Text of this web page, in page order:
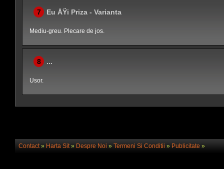
7 Eu ÅŸi Priza - Varianta
Mediu-greu. Plecare de jos.
8 ...
Usor.
Contact» Harta Sit» Despre Noi » Termeni Si Conditii » Publicitate»